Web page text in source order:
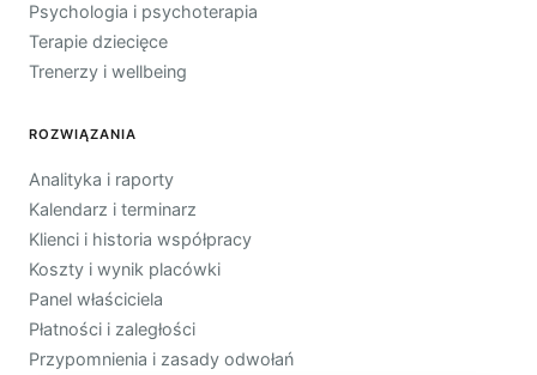
Psychologia i psychoterapia
Terapie dziecięce
Trenerzy i wellbeing
ROZWIĄZANIA
Analityka i raporty
Kalendarz i terminarz
Klienci i historia współpracy
Koszty i wynik placówki
Panel właściciela
Płatności i zaległości
Przypomnienia i zasady odwołań